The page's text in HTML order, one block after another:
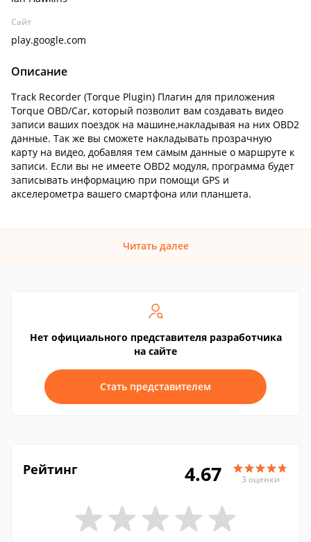
Сайт
play.google.com
Описание
Track Recorder (Torque Plugin) Плагин для приложения
Torque OBD/Car, который позволит вам создавать видео
записи ваших поездок на машине,накладывая на них OBD2
данные. Так же вы сможете накладывать прозрачную
карту на видео, добавляя тем самым данные о маршруте к
записи. Если вы не имеете OBD2 модуля, программа будет
записывать информацию при помощи GPS и
акселерометра вашего смартфона или планшета.
Читать далее
Нет официального представителя разработчика
на сайте
Стать представителем
Рейтинг 4.67 3 оценки